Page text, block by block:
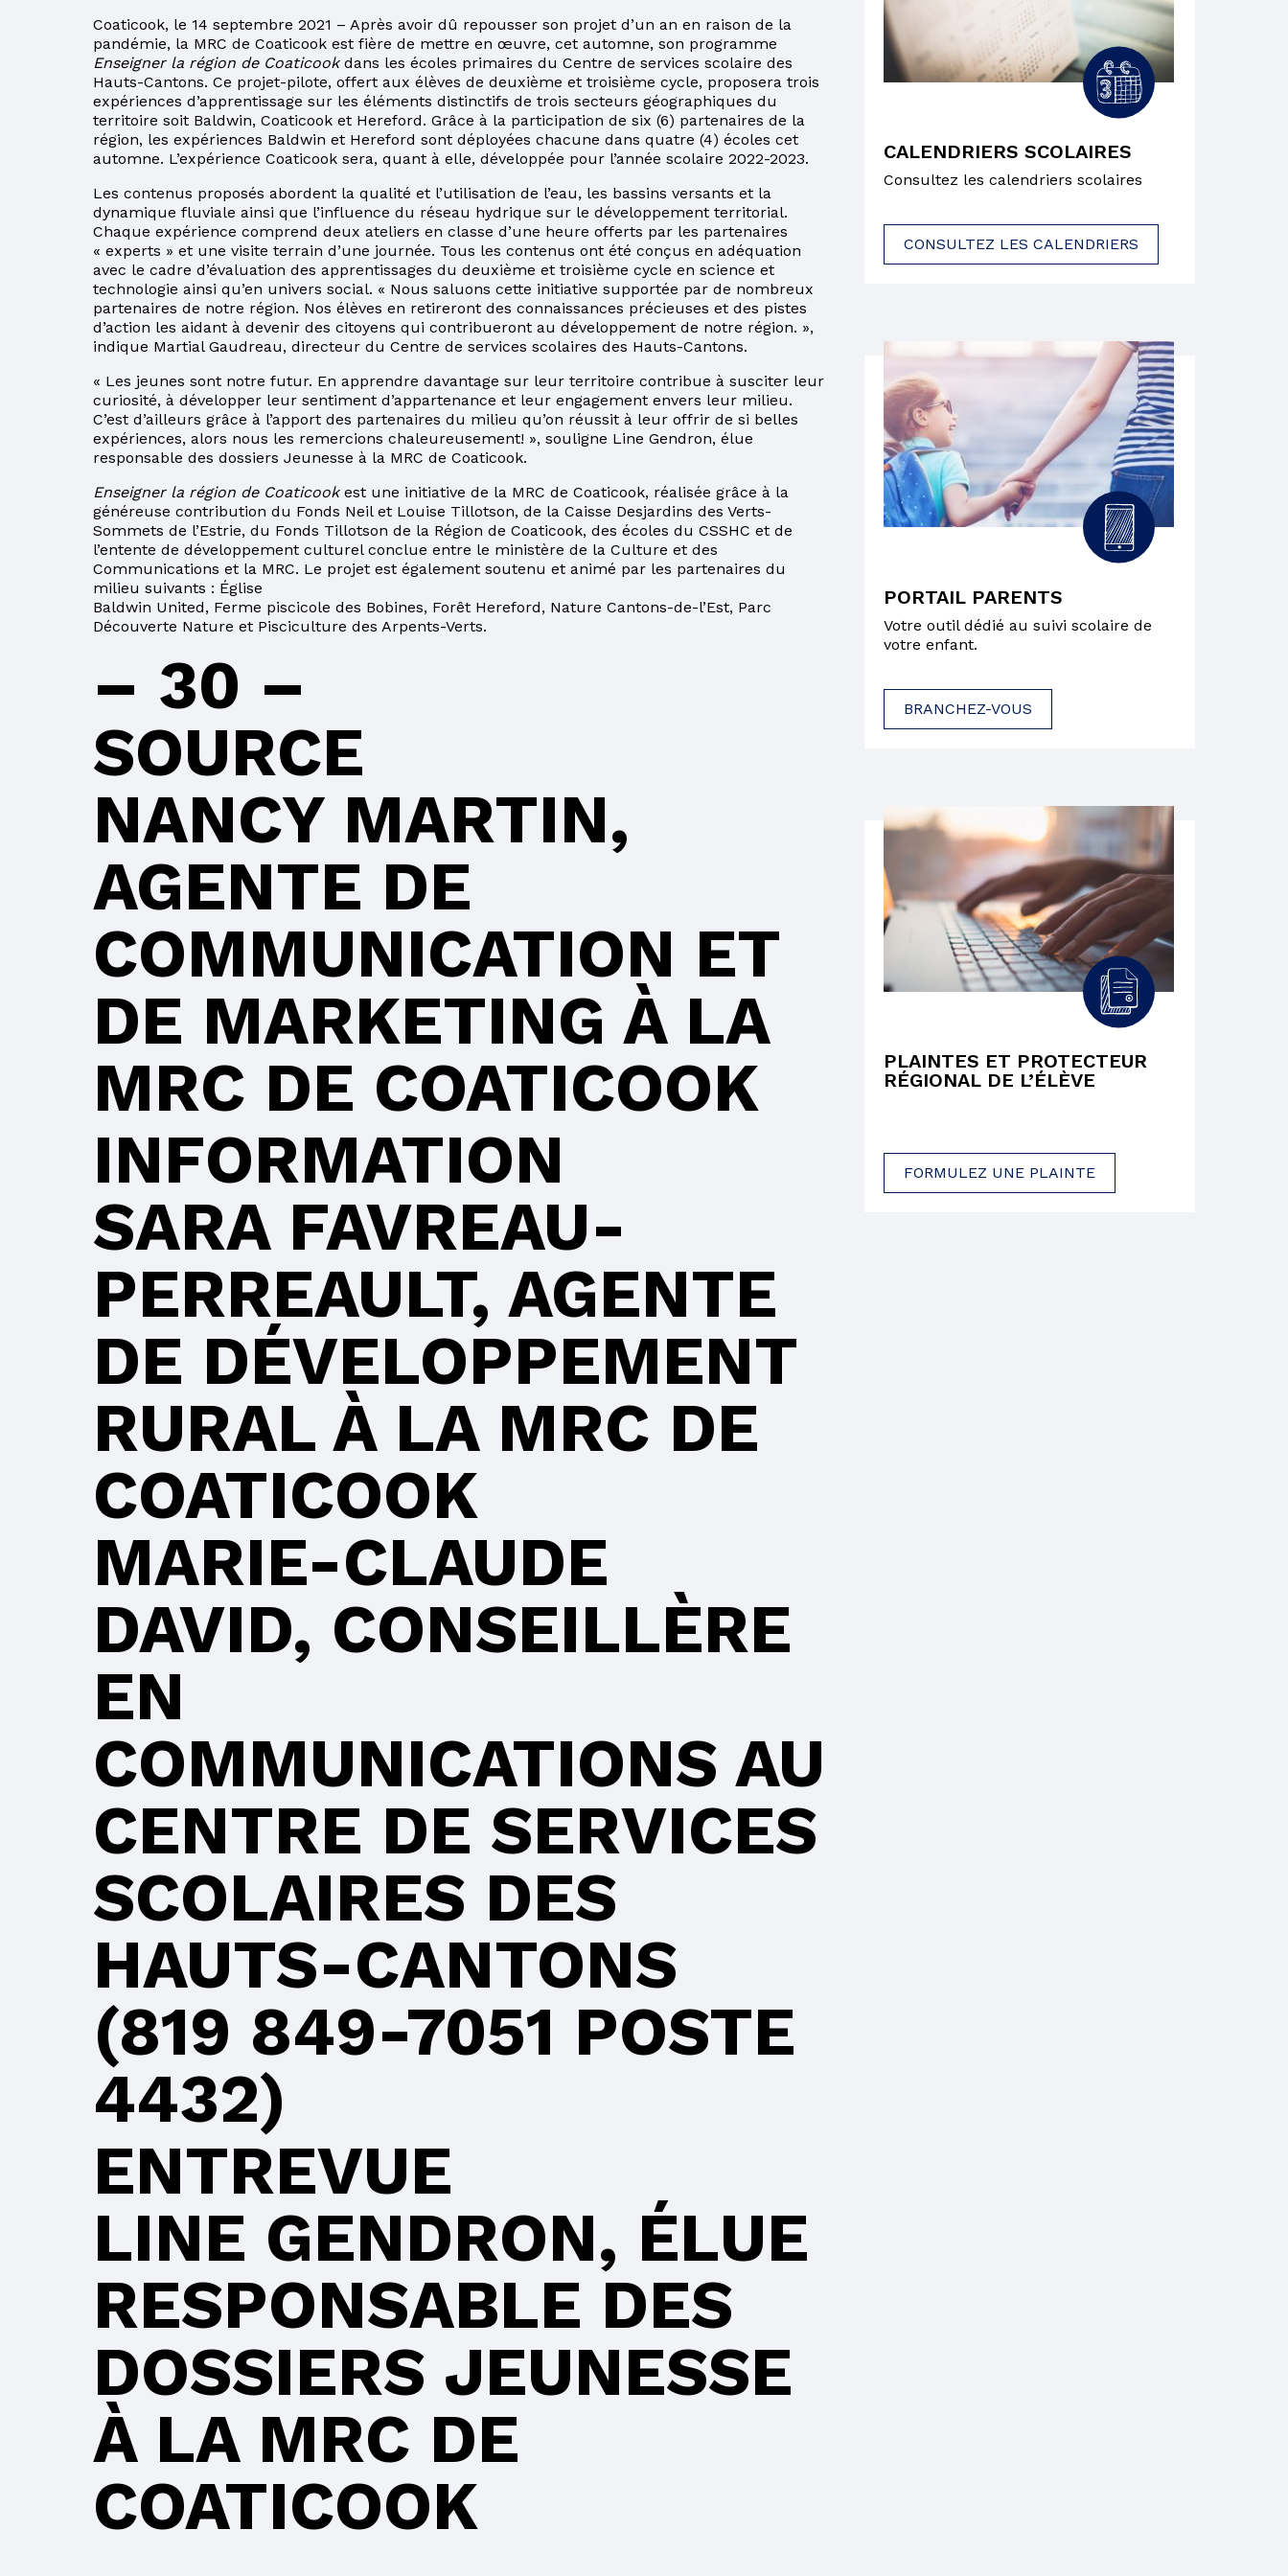
COMITÉ DE PARENTS
ÉLÈVES HANDICAPÉS OU EN DIFFICULTÉS
D’APPRENTISSAGE
COMITÉ EHDAA
ENSEIGNEMENT À LA MAISON
PLAINTES ET PROTECTEUR RÉGIONAL DE
L’ÉLÈVE
LIENS UTILES
APPRENTISSAGES
BULLETIN ET
RELEVÉ DES
APPRENTISSAGES
CLIC ÉCOLE
COURS D’ÉTÉ AU
SECONDAIRE
PARENT EN
SITUATION
D’IMMIGRATION
LE CSS DES
HAUTS-CANTONS
PROCÉDURES À
SUIVRE POUR LE
PAIEMENT DE LA
TAXE SCOLAIRE
PAR INTERNET
POUR UN
CHANGEMENT
D’ADRESSE
POUR MIEUX
COMPRENDRE
VOTRE COMPTE DE
TAXES
FORMATIONS
ACCÈS À L’ÉGALITÉ
Coaticook, le 14 septembre 2021 – Après avoir dû repousser son projet d’un an en raison de la
pandémie, la MRC de Coaticook est fière de mettre en œuvre, cet automne, son programme
Enseigner la région de Coaticookdans les écoles primaires du Centre de services scolaire des
Hauts-Cantons. Ce projet-pilote, offert aux élèves de deuxième et troisième cycle, proposera trois
expériences d’apprentissage sur les éléments distinctifs de trois secteurs géographiques du
territoire soit Baldwin, Coaticook et Hereford. Grâce à la participation de six (6) partenaires de la
région, les expériences Baldwin et Hereford sont déployées chacune dans quatre (4) écoles cet
automne. L’expérience Coaticook sera, quant à elle, développée pour l’année scolaire 2022-2023.
Les contenus proposés abordent la qualité et l’utilisation de l’eau, les bassins versants et la
dynamique fluviale ainsi que l’influence du réseau hydrique sur le développement territorial.
Chaque expérience comprend deux ateliers en classe d’une heure offerts par les partenaires
« experts » et une visite terrain d’une journée. Tous les contenus ont été conçus en adéquation
avec le cadre d’évaluation des apprentissages du deuxième et troisième cycle en science et
technologie ainsi qu’en univers social. « Nous saluons cette initiative supportée par de nombreux
partenaires de notre région. Nos élèves en retireront des connaissances précieuses et des pistes
d’action les aidant à devenir des citoyens qui contribueront au développement de notre région. »,
indique Martial Gaudreau, directeur du Centre de services scolaires des Hauts-Cantons.
« Les jeunes sont notre futur. En apprendre davantage sur leur territoire contribue à susciter leur
curiosité, à développer leur sentiment d’appartenance et leur engagement envers leur milieu.
C’est d’ailleurs grâce à l’apport des partenaires du milieu qu’on réussit à leur offrir de si belles
expériences, alors nous les remercions chaleureusement! », souligne Line Gendron, élue
responsable des dossiers Jeunesse à la MRC de Coaticook.
Enseigner la région de Coaticookest une initiative de la MRC de Coaticook, réalisée grâce à la
généreuse contribution du Fonds Neil et Louise Tillotson, de la Caisse Desjardins des Verts-
Sommets de l’Estrie, du Fonds Tillotson de la Région de Coaticook, des écoles du CSSHC et de
l’entente de développement culturel conclue entre le ministère de la Culture et des
Communications et la MRC. Le projet est également soutenu et animé par les partenaires du
milieu suivants : Église
Baldwin United, Ferme piscicole des Bobines, Forêt Hereford, Nature Cantons-de-l’Est, Parc
Découverte Nature et Pisciculture des Arpents-Verts.
– 30 –
SOURCE
NANCY MARTIN,
AGENTE DE
COMMUNICATION ET
DE MARKETING À LA
MRC DE COATICOOK
INFORMATION
SARA FAVREAU-
PERREAULT, AGENTE
DE DÉVELOPPEMENT
RURAL À LA MRC DE
COATICOOK
MARIE-CLAUDE
DAVID, CONSEILLÈRE
EN
COMMUNICATIONS AU
CENTRE DE SERVICES
SCOLAIRES DES
HAUTS-CANTONS
(819 849-7051 POSTE
4432)
ENTREVUE
LINE GENDRON, ÉLUE
RESPONSABLE DES
DOSSIERS JEUNESSE
À LA MRC DE
COATICOOK
CALENDRIERS SCOLAIRES
Consultez les calendriers scolaires
CONSULTEZ LES CALENDRIERS
PORTAIL PARENTS
Votre outil dédié au suivi scolaire de
votre enfant.
BRANCHEZ-VOUS
PLAINTES ET PROTECTEUR
RÉGIONAL DE L’ÉLÈVE
FORMULEZ UNE PLAINTE